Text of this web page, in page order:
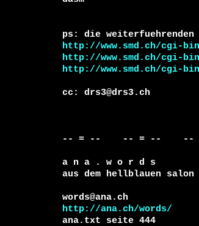
http://www.smd.ch/cgi-bin/
http://www.smd.ch/cgi-bin/
http://www.smd.ch/cgi-bin/
cc: drs3@drs3.ch
-- = --    -- = --
a n a . w o r d s
aus dem hellblauen salon
http://ana.ch/words/
ana.txt seite 444